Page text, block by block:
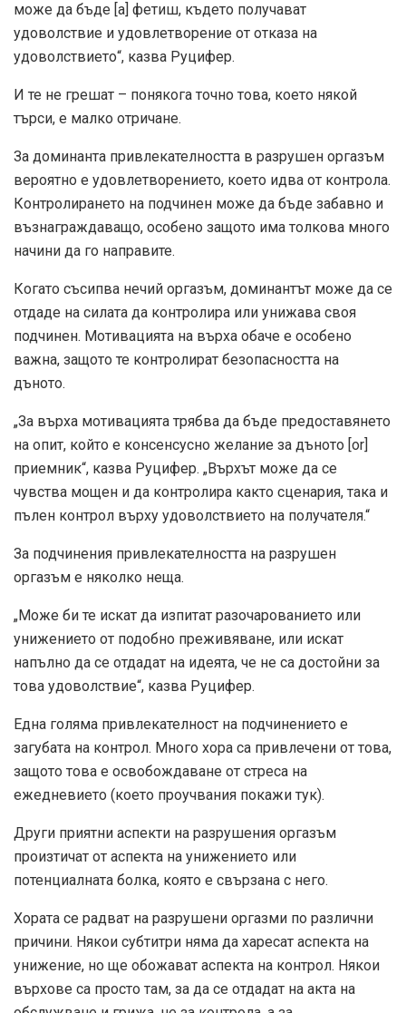
може да бъде [a] фетиш, където получават
удоволствие и удовлетворение от отказа на
удоволствието“, казва Руцифер.
И те не грешат – понякога точно това, което някой
търси, е малко отричане.
За доминанта привлекателността в разрушен оргазъм
вероятно е удовлетворението, което идва от контрола.
Контролирането на подчинен може да бъде забавно и
възнаграждаващо, особено защото има толкова много
начини да го направите.
Когато съсипва нечий оргазъм, доминантът може да се
отдаде на силата да контролира или унижава своя
подчинен. Мотивацията на върха обаче е особено
важна, защото те контролират безопасността на
дъното.
„За върха мотивацията трябва да бъде предоставянето
на опит, който е консенсусно желание за дъното [or]
приемник“, казва Руцифер. „Върхът може да се
чувства мощен и да контролира както сценария, така и
пълен контрол върху удоволствието на получателя.“
За подчинения привлекателността на разрушен
оргазъм е няколко неща.
„Може би те искат да изпитат разочарованието или
унижението от подобно преживяване, или искат
напълно да се отдадат на идеята, че не са достойни за
това удоволствие“, казва Руцифер.
Една голяма привлекателност на подчинението е
загубата на контрол. Много хора са привлечени от това,
защото това е освобождаване от стреса на
ежедневието (което проучвания покажи тук).
Други приятни аспекти на разрушения оргазъм
произтичат от аспекта на унижението или
потенциалната болка, която е свързана с него.
Хората се радват на разрушени оргазми по различни
причини. Някои субтитри няма да харесат аспекта на
унижение, но ще обожават аспекта на контрол. Някои
върхове са просто там, за да се отдадат на акта на